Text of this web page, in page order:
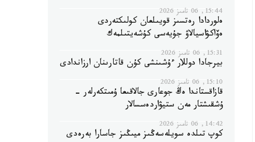
15:44, 06 تامىز 2026
ەلوردادا رەتسىز قويىلعان كولىكتەردى
ەۆاكۋاسيالاۋ جۇيەسى كۇشەيتىلمەك
15:31, 06 تامىز 2026
بيرجادا دوللار ءۇشىنشى كۇن قاتارىنان ارزاندادى
15:10, 06 تامىز 2026
قازاقستاندا ەڭ جوعارى جالاقىعا ۇمىتكەرلەر -
ۇشقىشتار مەن ستيۋاردەسسالار
14:42, 06 تامىز 2026
كوپ تىلدە سويلەسەڭىز ميىڭىز جاسارا بەرەدى